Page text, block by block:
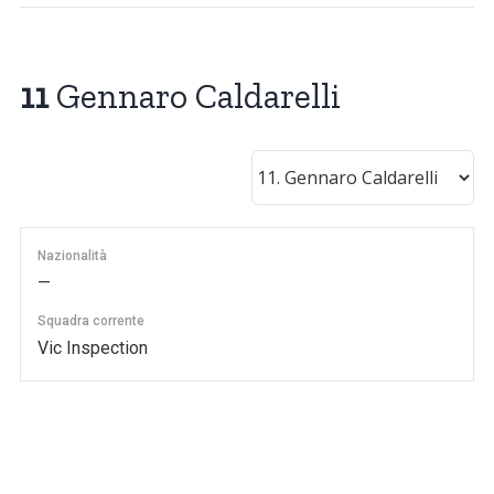
11Gennaro Caldarelli
Nazionalità
—
Squadra corrente
Vic Inspection